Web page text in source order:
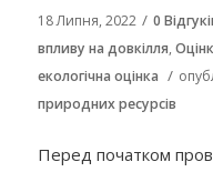
18 Липня, 2022 / 0
впливу на довкілля,
екологічна оцінка /
природних ресурсів
Перед початком